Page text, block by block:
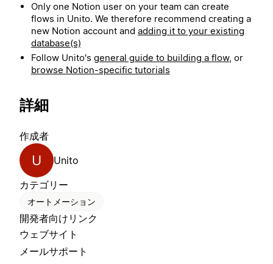
Only one Notion user on your team can create
flows in Unito. We therefore recommend creating a
new Notion account and adding it to your existing
database(s)
Follow Unito's general guide to building a flow, or
browse Notion-specific tutorials
詳細
作成者
U
Unito
カテゴリー
オートメーション
開発者向けリンク
ウェブサイト
メールサポート